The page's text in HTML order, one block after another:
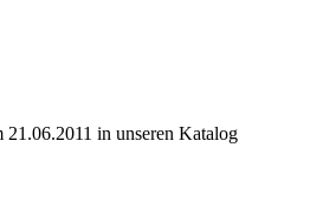
in unseren Katalog